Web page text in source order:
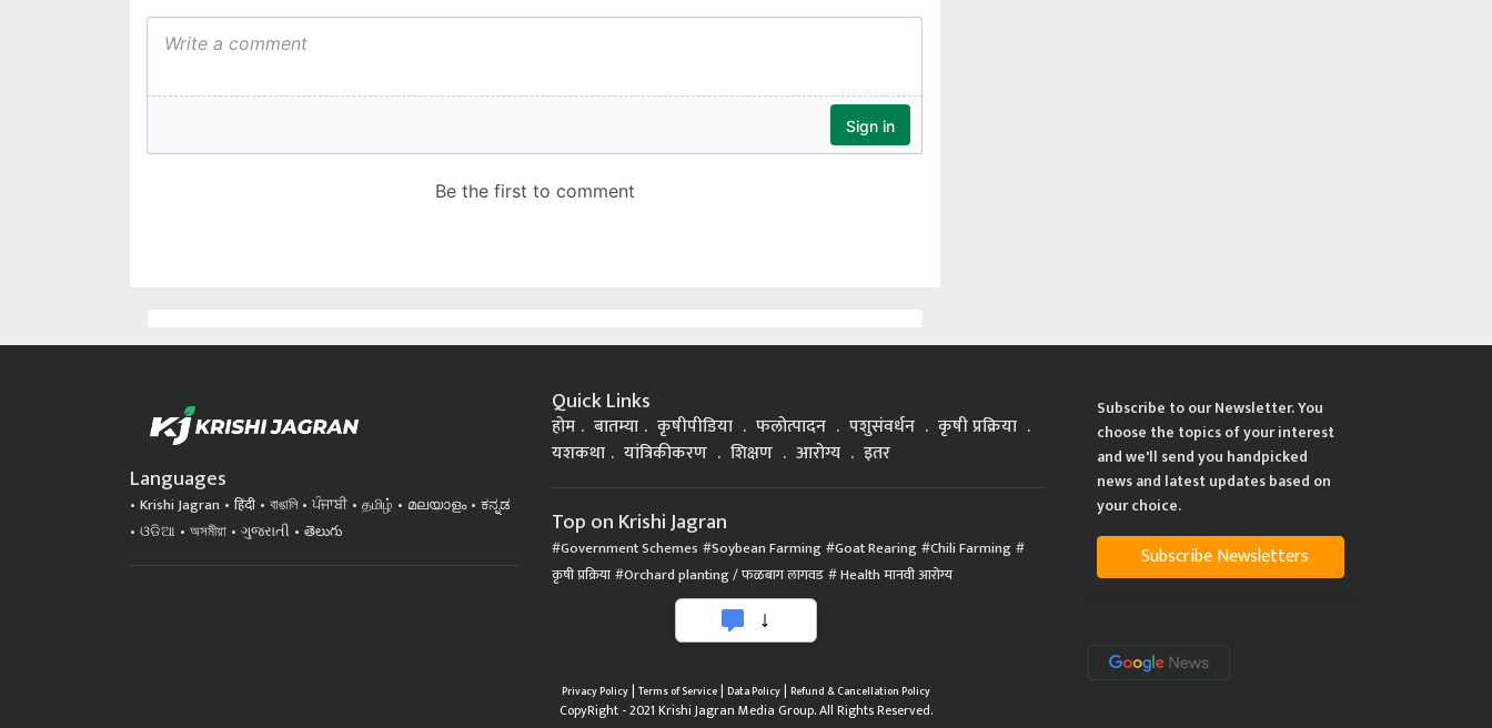
Languages
Krishi Jagran हिंदी বাঙালি ਪੰਜਾਬੀ தமிழ் മലയാളം
ಕನ್ನಡ
ଓଡିଆ
অসমীয়া ગુજરાતી తెలుగు
Quick Links
होम बातम्या कृषीपीडिया फलोत्पादन पशुसंवर्धन
कृषी प्रक्रिया
यशकथा
यांत्रिकीकरण शिक्षण आरोग्य इतर
Top on Krishi Jagran
Government Schemes Soybean Farming Goat Rearing
Chili Farming
कृषी प्रक्रिया
Orchard planting / फळबाग लागवड Health मानवी आरोग्य
Subscribe to our Newsletter. You
choose the topics of your interest
and we'll send you handpicked
news and latest updates based on
your choice.
Subscribe Newsletters
| | |
CopyRight - 2021 Krishi Jagran Media Group. All Rights Reserved.